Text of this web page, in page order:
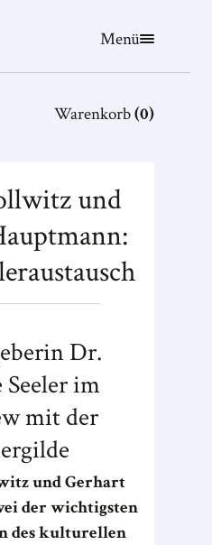
Menü
Warenkorb(0)
und
Dr.
im
mit der
und Gerhart
der wichtigsten
des kulturellen